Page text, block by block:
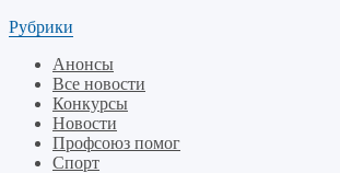
Рубрики
Анонсы
Все новости
Конкурсы
Новости
Профсоюз помог
Спорт